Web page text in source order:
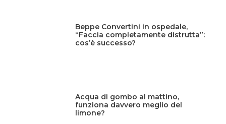
Beppe Convertini in ospedale,
“Faccia completamente distrutta”:
cos’è successo?
Acqua di gombo al mattino,
funziona davvero meglio del
limone?